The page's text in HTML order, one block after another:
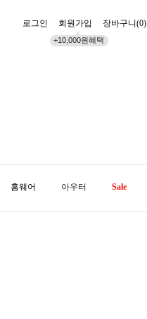
로그인 회원가입
+10,000원혜택
장바구니(0)
홈웨어 아우터 Sale